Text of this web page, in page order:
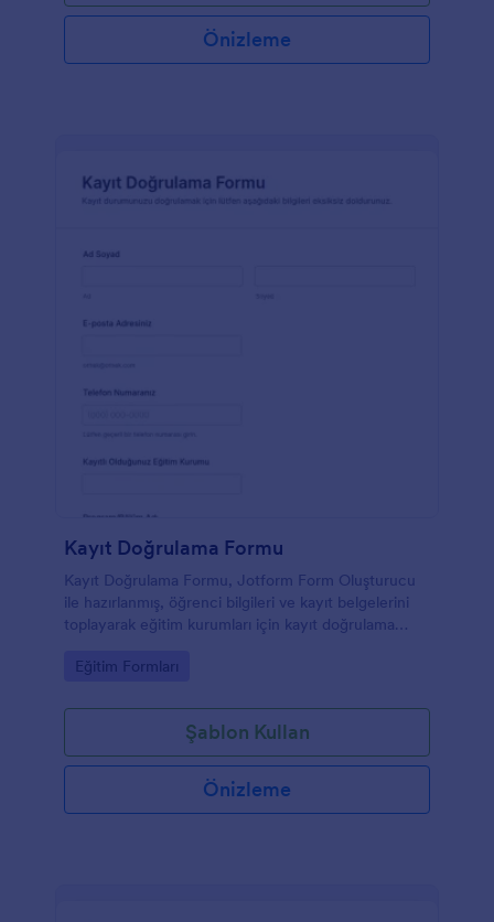
Önizleme
Kayıt Doğrulama Formu
Kayıt Doğrulama Formu, Jotform Form Oluşturucu
ile hazırlanmış, öğrenci bilgileri ve kayıt belgelerini
toplayarak eğitim kurumları için kayıt doğrulama
Go to Category:
Eğitim Formları
Şablon Kullan
Önizleme